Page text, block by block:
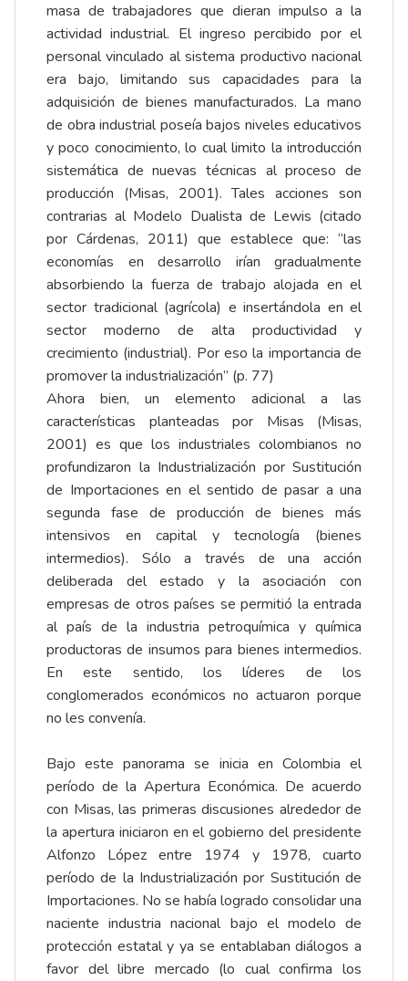
masa de trabajadores que dieran impulso a la
actividad industrial. El ingreso percibido por el
personal vinculado al sistema productivo nacional
era bajo, limitando sus capacidades para la
adquisición de bienes manufacturados. La mano
de obra industrial poseía bajos niveles educativos
y poco conocimiento, lo cual limito la introducción
sistemática de nuevas técnicas al proceso de
producción (Misas, 2001). Tales acciones son
contrarias al Modelo Dualista de Lewis (citado
por Cárdenas, 2011) que establece que: “las
economías en desarrollo irían gradualmente
absorbiendo la fuerza de trabajo alojada en el
sector tradicional (agrícola) e insertándola en el
sector moderno de alta productividad y
crecimiento (industrial). Por eso la importancia de
promover la industrialización” (p. 77)
Ahora bien, un elemento adicional a las
características planteadas por Misas (Misas,
2001) es que los industriales colombianos no
profundizaron la Industrialización por Sustitución
de Importaciones en el sentido de pasar a una
segunda fase de producción de bienes más
intensivos en capital y tecnología (bienes
intermedios). Sólo a través de una acción
deliberada del estado y la asociación con
empresas de otros países se permitió la entrada
al país de la industria petroquímica y química
productoras de insumos para bienes intermedios.
En este sentido, los líderes de los
conglomerados económicos no actuaron porque
no les convenía.
Bajo este panorama se inicia en Colombia el
período de la Apertura Económica. De acuerdo
con Misas, las primeras discusiones alrededor de
la apertura iniciaron en el gobierno del presidente
Alfonzo López entre 1974 y 1978, cuarto
período de la Industrialización por Sustitución de
Importaciones. No se había logrado consolidar una
naciente industria nacional bajo el modelo de
protección estatal y ya se entablaban diálogos a
favor del libre mercado (lo cual confirma los